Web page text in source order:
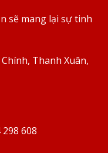
sẽ mang lại sự tinh
Thanh Xuân,
608